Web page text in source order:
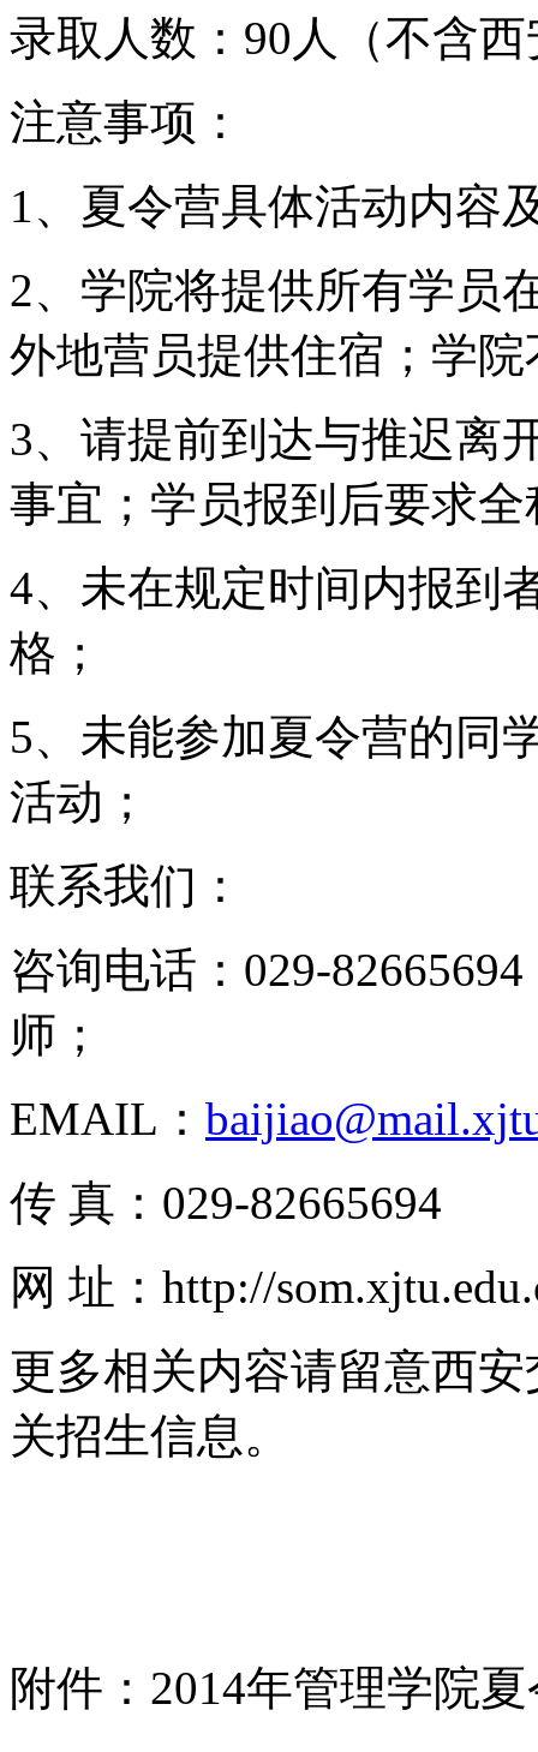
录取人数：90人（不含
注意事项：
1、夏令营具体活动内容
2、学院将提供所有学员
外地营员提供住宿；学
3、请提前到达与推迟离
事宜；学员报到后要求
4、未在规定时间内报到
格；
5、未能参加夏令营的同
活动；
联系我们：
咨询电话：029-
师；
EMAIL：
传 真：029-82665694
网 址：http://
更多相关内容请留意西
关招生信息。
附件：2014年管理学院